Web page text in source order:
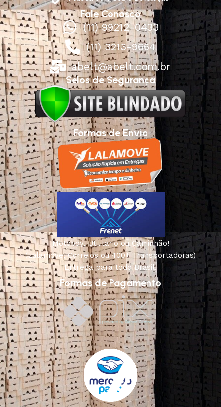
Fale Conosco
(11) 99212-0433
(11) 3213-9664
abelt@abelt.com.br
Selos de Segurança
Formas de Envio
Motoboy, Utilitário ou Caminhão!
(Lalamove, Correios ou 400+ Transportadoras)
Entrega para todo Brasil!
Formas de Pagamento